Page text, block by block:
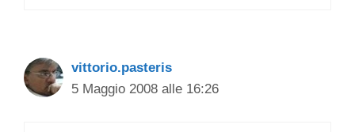
vittorio.pasteris
5 Maggio 2008 alle 16:26